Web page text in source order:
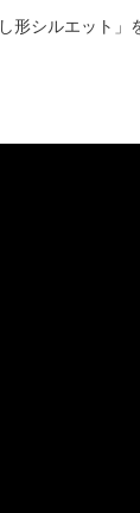
形シルエット